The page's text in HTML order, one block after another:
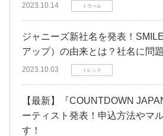
2023.10.14 トラベル
ジャニーズ新社名を発表！
アップ）の由来とは？社名に問
2023.10.03 トレンド
【最新】『COUNTDOWN
ーティスト発表！申込方法やマ
す！